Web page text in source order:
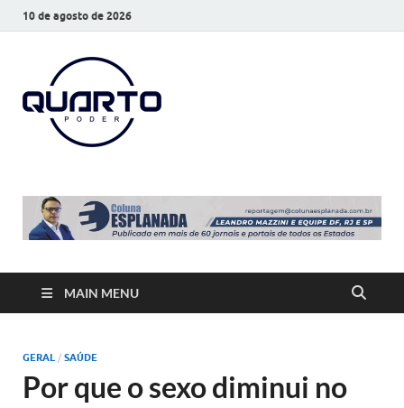
10 de agosto de 2026
MAIN MENU
GERAL / SAÚDE
Por que o sexo diminui no